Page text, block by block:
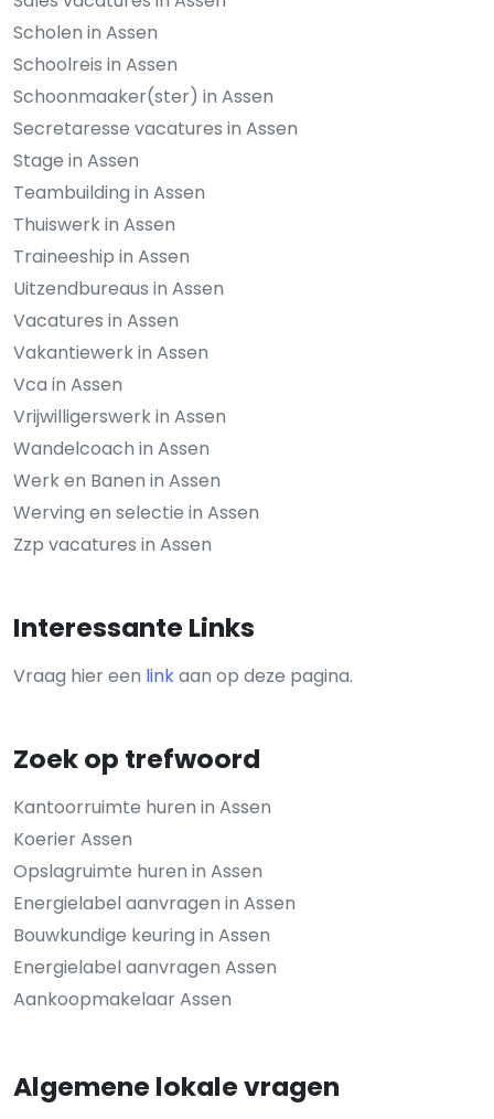
Scholen in Assen
Schoolreis in Assen
Schoonmaaker(ster) in Assen
Secretaresse vacatures in Assen
Stage in Assen
Teambuilding in Assen
Thuiswerk in Assen
Traineeship in Assen
Uitzendbureaus in Assen
Vacatures in Assen
Vakantiewerk in Assen
Vca in Assen
Vrijwilligerswerk in Assen
Wandelcoach in Assen
Werk en Banen in Assen
Werving en selectie in Assen
Zzp vacatures in Assen
Interessante Links
Vraag hier een linkaan op deze pagina.
Zoek op trefwoord
Kantoorruimte huren in Assen
Koerier Assen
Opslagruimte huren in Assen
Energielabel aanvragen in Assen
Bouwkundige keuring in Assen
Energielabel aanvragen Assen
Aankoopmakelaar Assen
Algemene lokale vragen